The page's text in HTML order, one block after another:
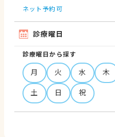
ネット予約可
診療曜日
診療曜日から探す
月 火 水 木
土
日 祝